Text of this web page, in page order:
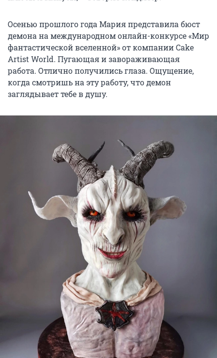
Осенью прошлого года Мария представила бюст
демона на международном онлайн-конкурсе «Мир
фантастической вселенной» от компании Cake
Artist World. Пугающая и завораживающая
работа. Отлично получились глаза. Ощущение,
когда смотришь на эту работу, что демон
заглядывает тебе в душу.